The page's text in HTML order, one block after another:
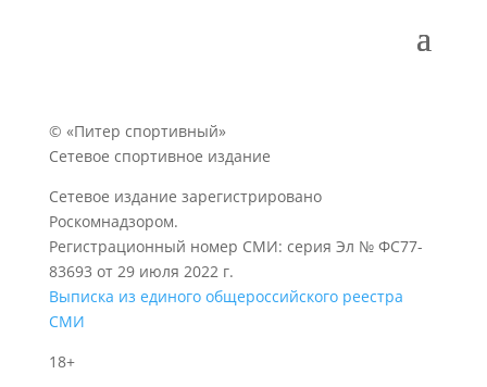
© «Питер спортивный»
Сетевое спортивное издание
Сетевое издание зарегистрировано
Роскомнадзором.
Регистрационный номер СМИ: серия Эл № ФС77-
83693 от 29 июля 2022 г.
Выписка из единого общероссийского реестра
СМИ
18+